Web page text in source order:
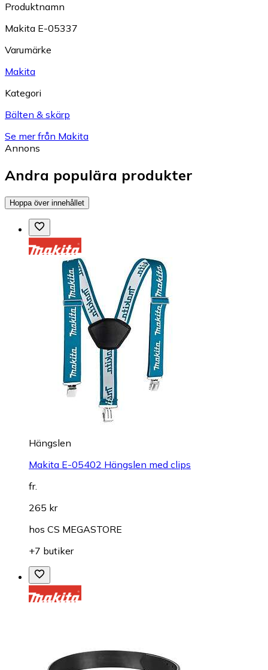
Produktnamn
Makita E-05337
Varumärke
Makita
Kategori
Bälten & skärp
Se mer från Makita
Annons
Andra populära produkter
Hoppa över innehållet
Hängslen
Makita E-05402 Hängslen med clips
fr.
265 kr
hos CS MEGASTORE
+7 butiker